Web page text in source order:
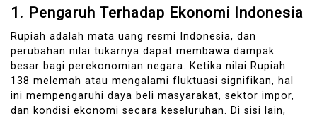
1. Pengaruh Terhadap Ekonomi Indonesia
Rupiah adalah mata uang resmi Indonesia, dan
perubahan nilai tukarnya dapat membawa dampak
besar bagi perekonomian negara. Ketika nilai Rupiah
138 melemah atau mengalami fluktuasi signifikan, hal
ini mempengaruhi daya beli masyarakat, sektor impor,
dan kondisi ekonomi secara keseluruhan. Di sisi lain,